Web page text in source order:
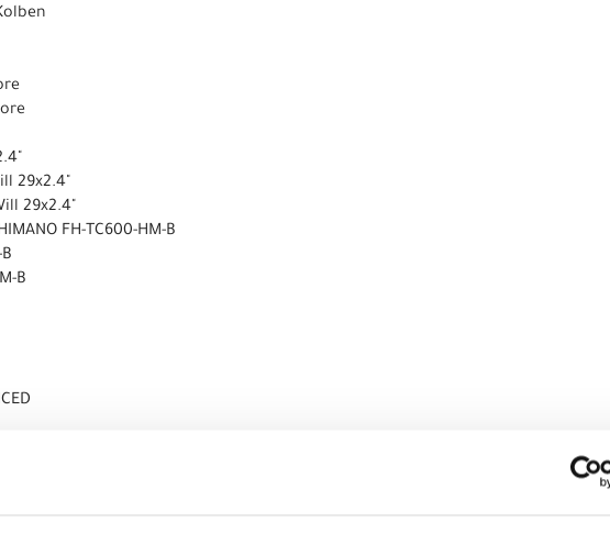
29x2.4"
29x2.4"
FH-TC600-HM-B
B